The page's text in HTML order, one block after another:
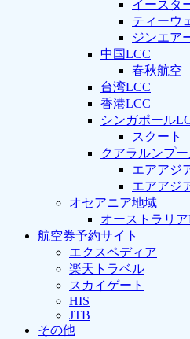
イースタ
ティーウ
ジンエア
中国LCC
春秋航空
台湾LCC
香港LCC
シンガポール
スクート
クアラルンプ
エアアジ
エアアジ
オセアニア地域
オーストラリ
航空券予約サイト
エクスペディア
楽天トラベル
スカイゲート
HIS
JTB
その他